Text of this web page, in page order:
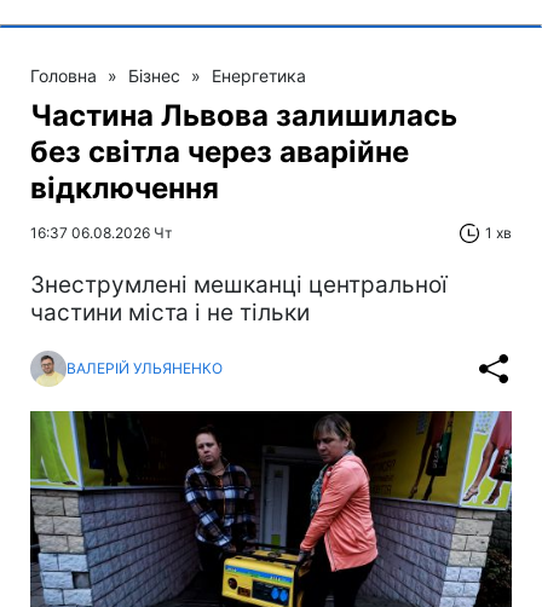
Головна » Бізнес » Енергетика
Частина Львова залишилась
без світла через аварійне
відключення
16:37 06.08.2026 Чт 1 хв
Знеструмлені мешканці центральної
частини міста і не тільки
ВАЛЕРІЙ УЛЬЯНЕНКО